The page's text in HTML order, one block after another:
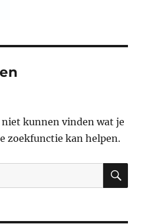
kunnen vinden wat je
zoekfunctie kan helpen.